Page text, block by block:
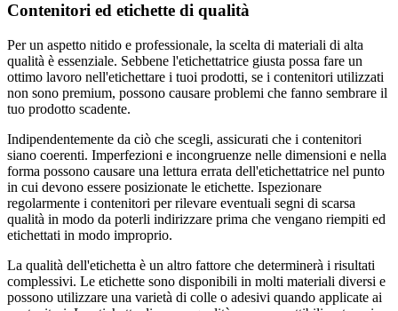
Contenitori ed etichette di qualità
Per un aspetto nitido e professionale, la scelta di materiali di alta
qualità è essenziale. Sebbene l'etichettatrice giusta possa fare un
ottimo lavoro nell'etichettare i tuoi prodotti, se i contenitori utilizzati
non sono premium, possono causare problemi che fanno sembrare il
tuo prodotto scadente.
Indipendentemente da ciò che scegli, assicurati che i contenitori
siano coerenti. Imperfezioni e incongruenze nelle dimensioni e nella
forma possono causare una lettura errata dell'etichettatrice nel punto
in cui devono essere posizionate le etichette. Ispezionare
regolarmente i contenitori per rilevare eventuali segni di scarsa
qualità in modo da poterli indirizzare prima che vengano riempiti ed
etichettati in modo improprio.
La qualità dell'etichetta è un altro fattore che determinerà i risultati
complessivi. Le etichette sono disponibili in molti materiali diversi e
possono utilizzare una varietà di colle o adesivi quando applicate ai